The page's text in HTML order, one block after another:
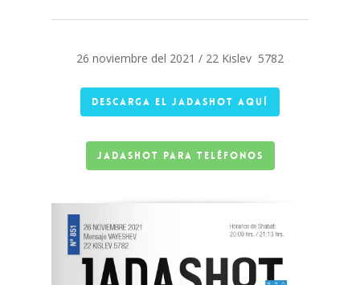
26 noviembre del 2021 / 22 Kislev 5782
Descarga el jadashot AQUÍ
Jadashot para teléfonos